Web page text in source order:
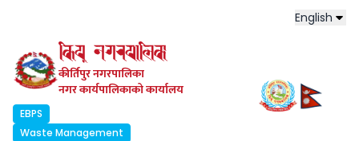
English
कीर्तिपुर नगरपालिका
नगर कार्यपालिकाको कार्यालय
EBPS
Waste Management